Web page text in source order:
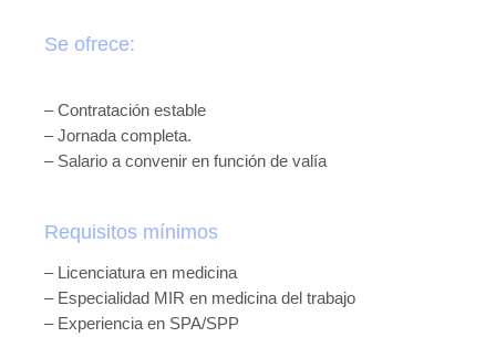
Se ofrece:
– Contratación estable
– Jornada completa.
– Salario a convenir en función de valía
Requisitos mínimos
– Licenciatura en medicina
– Especialidad MIR en medicina del trabajo
– Experiencia en SPA/SPP